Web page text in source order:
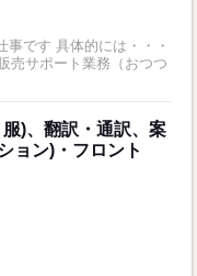
事です 具体的には・・・
売サポート業務（おつつ
)、翻訳・通訳、案
ョン)・フロント